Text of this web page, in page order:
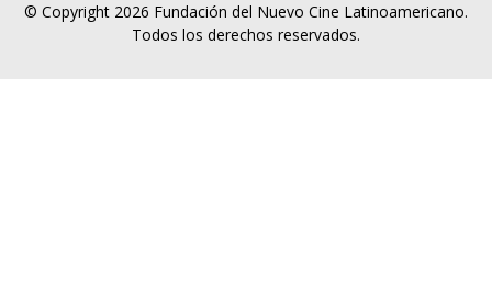
© Copyright 2026 Fundación del Nuevo Cine Latinoamericano.
Todos los derechos reservados.